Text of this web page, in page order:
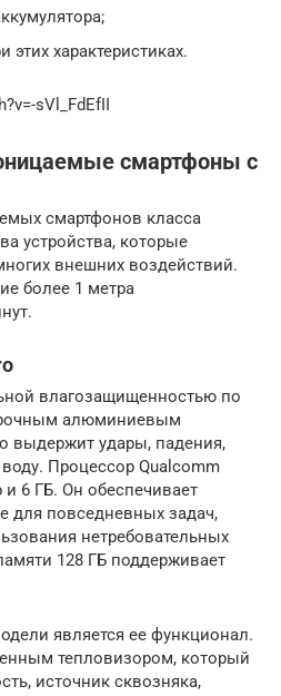
этих характеристиках.
sVl_FdEfII
смартфоны с
смартфонов класса
устройства, которые
внешних воздействий.
более 1 метра
влагозащищенностью по
алюминиевым
выдержит удары, падения,
Процессор Qualcomm
и 6 ГБ. Он обеспечивает
для повседневных задач,
нетребовательных
128 ГБ поддерживает
является ее функционал.
тепловизором, который
источник сквозняка,